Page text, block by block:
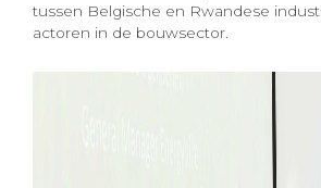
tussen Belgische en Rwandese
actoren in de bouwsector.